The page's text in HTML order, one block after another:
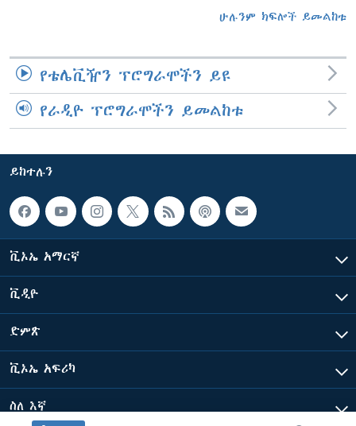
ሁሉንም ክፍሎች ይመልከቱ
የቴሌቪዥን ፕሮግራሞችን ይዩ
የራዲዮ ፕሮግራሞችን ይመልከቱ
ይከተሉን
ቪኦኤ አማርኛ
ቪዲዮ
ድምጽ
ቪኦኤ አፍሪካ
ስለ እኛ